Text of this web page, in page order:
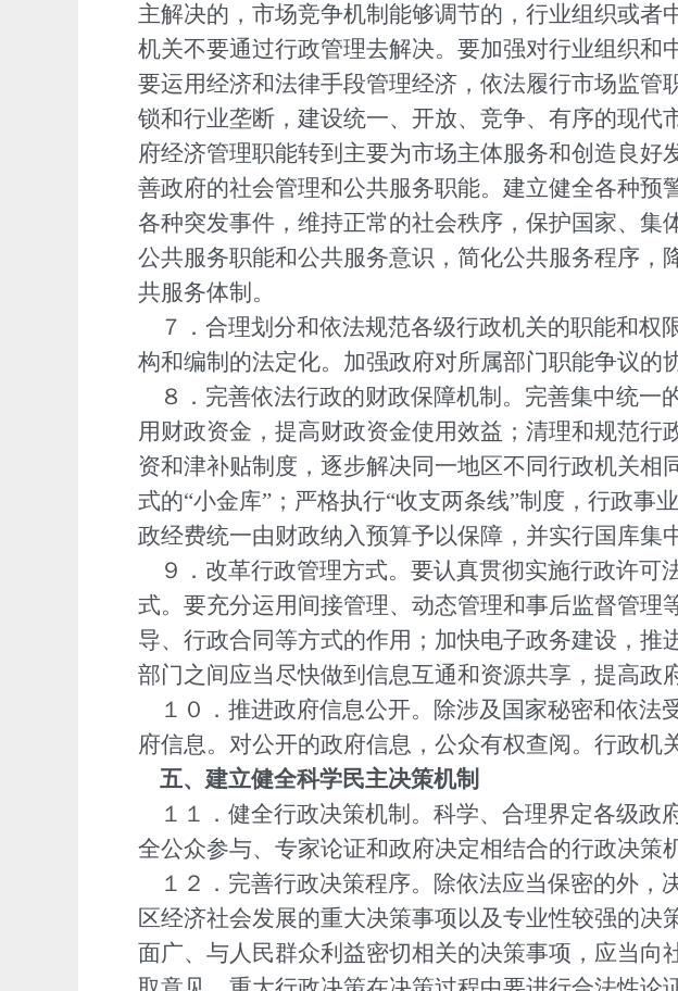
主解决的，市场竞争机制能够调节的，行业组织或
机关不要通过行政管理去解决。要加强对行业组织
要运用经济和法律手段管理经济，依法履行市场监
锁和行业垄断，建设统一、开放、竞争、有序的现
府经济管理职能转到主要为市场主体服务和创造良
善政府的社会管理和公共服务职能。建立健全各种
各种突发事件，维持正常的社会秩序，保护国家、
公共服务职能和公共服务意识，简化公共服务程序
共服务体制。
７．合理划分和依法规范各级行政机关的职能和
构和编制的法定化。加强政府对所属部门职能争议的
８．完善依法行政的财政保障机制。完善集中统
用财政资金，提高财政资金使用效益；清理和规范
资和津补贴制度，逐步解决同一地区不同行政机关
式的“小金库”；严格执行“收支两条线”制度，行政
政经费统一由财政纳入预算予以保障，并实行国库集
９．改革行政管理方式。要认真贯彻实施行政许
式。要充分运用间接管理、动态管理和事后监督管
导、行政合同等方式的作用；加快电子政务建设，
部门之间应当尽快做到信息互通和资源共享，提高政
１０．推进政府信息公开。除涉及国家秘密和依
府信息。对公开的政府信息，公众有权查阅。行政机
五、建立健全科学民主决策机制
１１．健全行政决策机制。科学、合理界定各级
全公众参与、专家论证和政府决定相结合的行政决策
１２．完善行政决策程序。除依法应当保密的外
区经济社会发展的重大决策事项以及专业性较强的
面广、与人民群众利益密切相关的决策事项，应当